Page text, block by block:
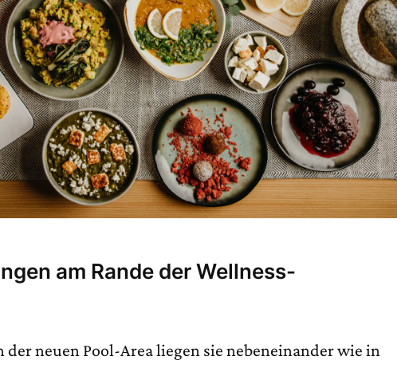
am Rande der Wellness-
der neuen Pool-Area liegen sie nebeneinander wie in